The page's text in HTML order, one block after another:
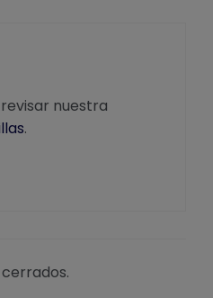
nuestra
.